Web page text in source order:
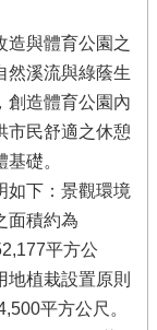
造與體育公園之
然溪流與綠蔭生
創造體育公園內
市民舒適之休憩
礎。
如下：景觀環境
面積約為
平方公
地植栽設置原則
平方公尺。